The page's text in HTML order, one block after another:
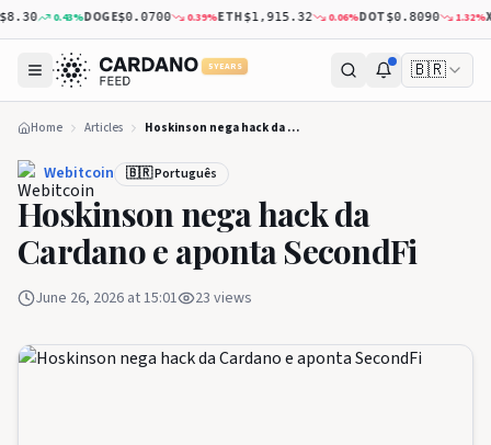
0.43%DOGE$0.0700 0.39%ETH$1,915.32 0.06%DOT$0.8090 1.32%XRP
5 YEARS 🇧🇷
Home Articles Hoskinson nega hack da Cardano e aponta SecondFi
Webitcoin 🇧🇷 Português
Hoskinson nega hack da
Cardano e aponta SecondFi
June 26, 2026 at 15:01 23 views